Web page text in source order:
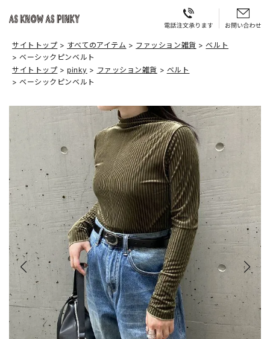
サイトトップ すべてのアイテム ファッション雑貨
ベルト
ベーシックピンベルト
サイトトップ
pinky ファッション雑貨
ベルト
ベーシックピンベルト